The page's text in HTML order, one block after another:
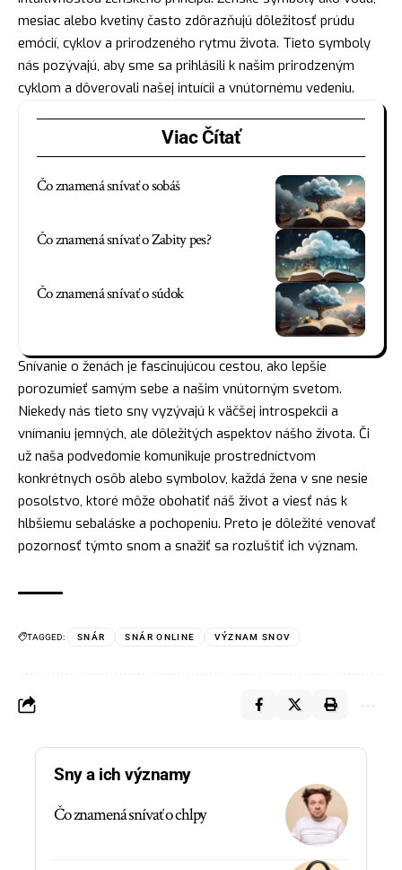
mesiac alebo kvetiny často zdôrazňujú dôležitosť prúdu
emócií, cyklov a prirodzeného rytmu života. Tieto symboly
nás pozývajú, aby sme sa prihlásili k našim prirodzeným
cyklom a dôverovali našej intuícii a vnútornému vedeniu.
Viac Čítať
Čo znamená snívať o sobáš
Čo znamená snívať o Zabity pes?
Čo znamená snívať o súdok
Snívanie o ženách je fascinujúcou cestou, ako lepšie
porozumieť samým sebe a našim vnútorným svetom.
Niekedy nás tieto sny vyzývajú k väčšej introspekcii a
vnímaniu jemných, ale dôležitých aspektov nášho života. Či
už naša podvedomie komunikuje prostredníctvom
konkrétnych osôb alebo symbolov, každá žena v sne nesie
posolstvo, ktoré môže obohatiť náš život a viesť nás k
hlbšiemu sebaláske a pochopeniu. Preto je dôležité venovať
pozornosť týmto snom a snažiť sa rozluštiť ich význam.
TAGGED: SNÁR SNÁR ONLINE VÝZNAM SNOV
Sny a ich významy
Čo znamená snívať o chlpy